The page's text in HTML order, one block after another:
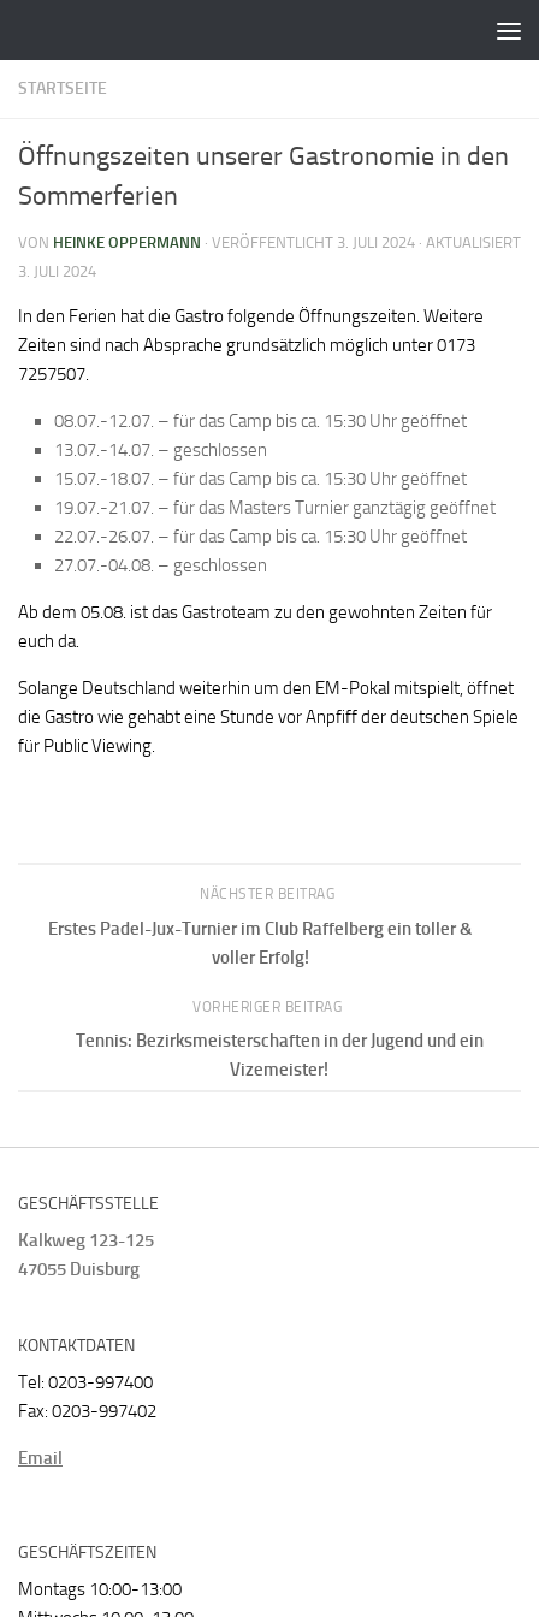
STARTSEITE
Öffnungszeiten unserer Gastronomie in den
Sommerferien
VON HEINKE OPPERMANN · VERÖFFENTLICHT 3. JULI 2024 · AKTUALISIERT
3. JULI 2024
In den Ferien hat die Gastro folgende Öffnungszeiten. Weitere
Zeiten sind nach Absprache grundsätzlich möglich unter 0173
7257507.
08.07.-12.07. – für das Camp bis ca. 15:30 Uhr geöffnet
13.07.-14.07. – geschlossen
15.07.-18.07. – für das Camp bis ca. 15:30 Uhr geöffnet
19.07.-21.07. – für das Masters Turnier ganztägig geöffnet
22.07.-26.07. – für das Camp bis ca. 15:30 Uhr geöffnet
27.07.-04.08. – geschlossen
Ab dem 05.08. ist das Gastroteam zu den gewohnten Zeiten für
euch da.
Solange Deutschland weiterhin um den EM-Pokal mitspielt, öffnet
die Gastro wie gehabt eine Stunde vor Anpfiff der deutschen Spiele
für Public Viewing.
NÄCHSTER BEITRAG
Erstes Padel-Jux-Turnier im Club Raffelberg ein toller &
voller Erfolg!
VORHERIGER BEITRAG
Tennis: Bezirksmeisterschaften in der Jugend und ein
Vizemeister!
GESCHÄFTSSTELLE
Kalkweg 123-125
47055 Duisburg
KONTAKTDATEN
Tel: 0203-997400
Fax: 0203-997402
Email
GESCHÄFTSZEITEN
Montags 10:00-13:00